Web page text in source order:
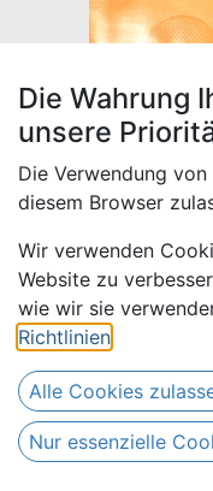
Bazin uni
gelborange
Drews Bazin
51,00€ Alle
Die Wahrung
unsere
Die Verwendung
diesem Browser
Wir verwenden
Website zu
wie wir sie
Richtlinien
Alle Cookies
Nur essenzielle